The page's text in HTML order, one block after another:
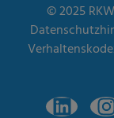
© 2025